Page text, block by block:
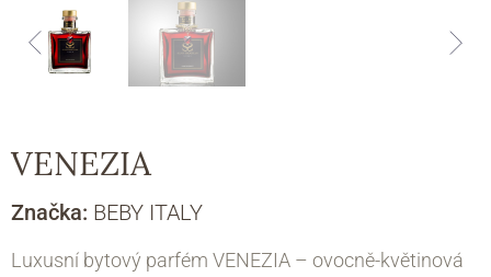
VENEZIA
Značka: BEBY ITALY
Luxusní bytový parfém VENEZIA – ovocně-květinová